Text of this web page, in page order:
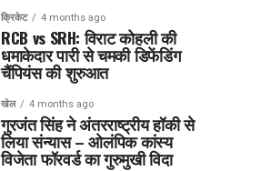
क्रिकेट 4 months ago
RCB vs SRH: विराट कोहली की
धमाकेदार पारी से चमकी डिफेंडिंग
चैंपियंस की शुरुआत
खेल 4 months ago
गुरजंत सिंह ने अंतरराष्ट्रीय हॉकी से
लिया संन्यास – ओलंपिक कांस्य
विजेता फॉरवर्ड का गुरुमुखी विदा